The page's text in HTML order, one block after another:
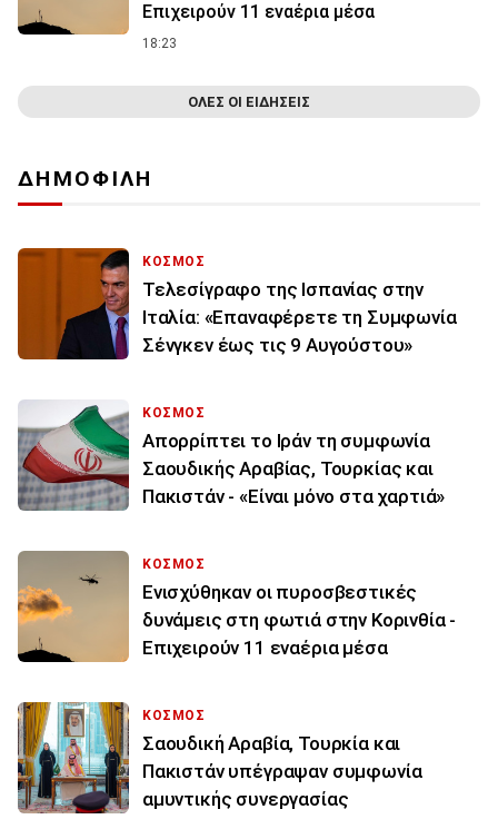
Επιχειρούν 11 εναέρια μέσα
18:23
ΟΛΕΣ ΟΙ ΕΙΔΗΣΕΙΣ
ΔΗΜΟΦΙΛΗ
ΚΟΣΜΟΣ
Τελεσίγραφο της Ισπανίας στην
Ιταλία: «Επαναφέρετε τη Συμφωνία
Σένγκεν έως τις 9 Αυγούστου»
ΚΟΣΜΟΣ
Απορρίπτει το Ιράν τη συμφωνία
Σαουδικής Αραβίας, Τουρκίας και
Πακιστάν - «Είναι μόνο στα χαρτιά»
ΚΟΣΜΟΣ
Ενισχύθηκαν οι πυροσβεστικές
δυνάμεις στη φωτιά στην Κορινθία -
Επιχειρούν 11 εναέρια μέσα
ΚΟΣΜΟΣ
Σαουδική Αραβία, Τουρκία και
Πακιστάν υπέγραψαν συμφωνία
αμυντικής συνεργασίας